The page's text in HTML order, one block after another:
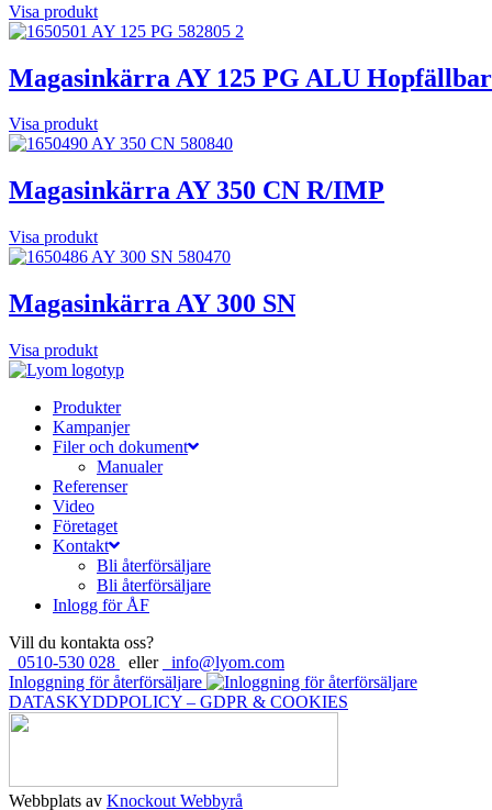
Visa produkt
Magasinkärra AY 125 PG ALU Hopfällbar
Visa produkt
Magasinkärra AY 350 CN R/IMP
Visa produkt
Magasinkärra AY 300 SN
Visa produkt
Produkter
Kampanjer
Filer och dokument
Manualer
Referenser
Video
Företaget
Kontakt
Bli återförsäljare
Bli återförsäljare
Inlogg för ÅF
Vill du kontakta oss?
0510-530 028
eller
info@lyom.com
Inloggning för återförsäljare
DATASKYDDPOLICY – GDPR & COOKIES
Webbplats av Knockout Webbyrå